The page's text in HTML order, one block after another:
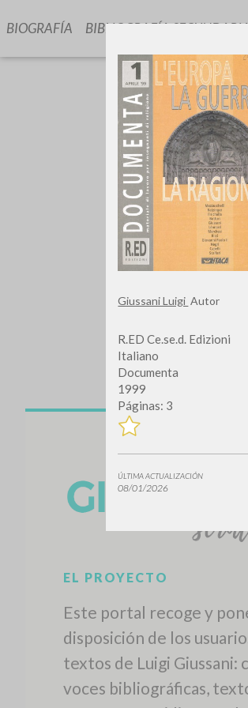
Giussani Luigi Autor
R.ED Ce.se.d. Edizioni
Italiano
Documenta
1999
Páginas: 3
ÚLTIMA ACTUALIZACIÓN
08/01/2026
BIOGRAFÍA BIBLIOGRAFÍA
EL PROYECTO
Este portal recoge y